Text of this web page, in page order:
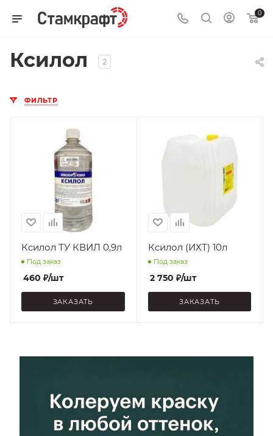
0
Ксилол 2
ФИЛЬТР
Ксилол ТУ КВИЛ 0,9л
Под заказ
460 ₽/шт
ЗАКАЗАТЬ
Ксилол (ИХТ) 10л
Под заказ
2 750 ₽/шт
ЗАКАЗАТЬ